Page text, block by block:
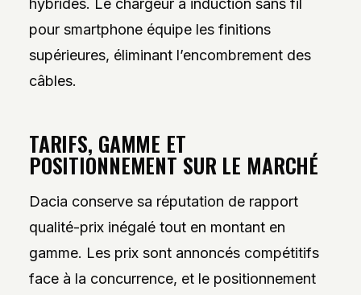
hybrides. Le chargeur à induction sans fil
pour smartphone équipe les finitions
supérieures, éliminant l’encombrement des
câbles.
TARIFS, GAMME ET
POSITIONNEMENT SUR LE MARCHÉ
Dacia conserve sa réputation de rapport
qualité-prix inégalé tout en montant en
gamme. Les prix sont annoncés compétitifs
face à la concurrence, et le positionnement